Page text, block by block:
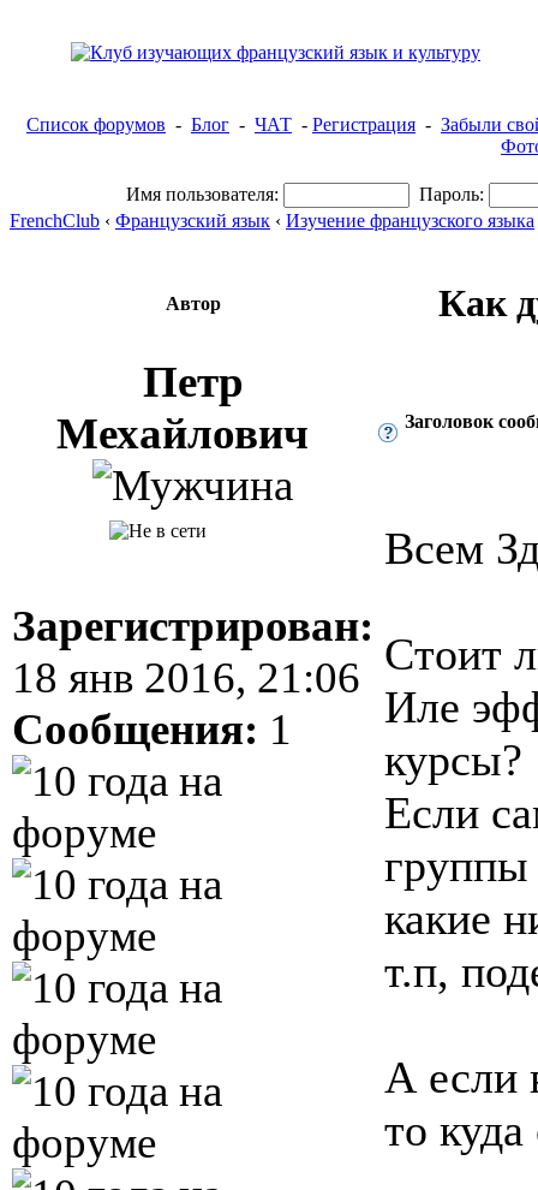
Список форумов - Блог - ЧАТ - Регистрация - Забыли
Имя пользователя:
Пароль:
FrenchClub ‹ Французский язык ‹ Изучение французского языка
Автор Как
Петр
Мехайлович
Заголовок
Зарегистрирован:
18 янв 2016, 21:06
Сообщения: 1
Всем
Стоит
Иле
курсы?
Если
группы
какие
т.п,
А если
то